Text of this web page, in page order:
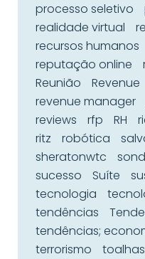
processo seletivo
realidade virtual
recursos humanos
reputação online
Reunião
Revenue
revenue manager
reviews
rfp RH
ritz
robótica
sheratonwtc
sucesso
Suíte
tecnologia
tendências
tendências;
terrorismo
toalhas